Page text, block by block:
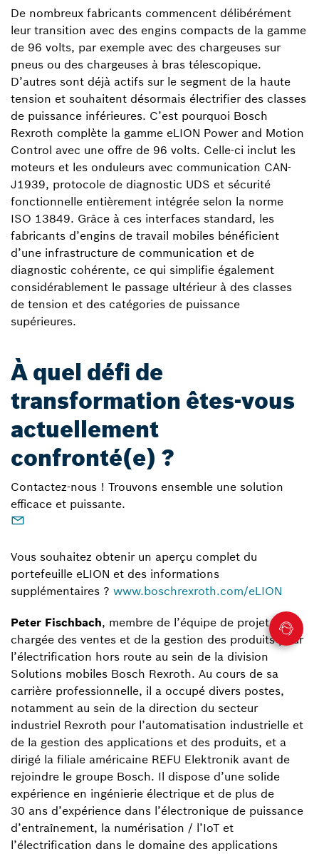
De nombreux fabricants commencent délibérément
leur transition avec des engins compacts de la gamme
de 96 volts, par exemple avec des chargeuses sur
pneus ou des chargeuses à bras télescopique.
D’autres sont déjà actifs sur le segment de la haute
tension et souhaitent désormais électrifier des classes
de puissance inférieures. C’est pourquoi Bosch
Rexroth complète la gamme eLION Power and Motion
Control avec une offre de 96 volts. Celle-ci inclut les
moteurs et les onduleurs avec communication CAN-
J1939, protocole de diagnostic UDS et sécurité
fonctionnelle entièrement intégrée selon la norme
ISO 13849. Grâce à ces interfaces standard, les
fabricants d’engins de travail mobiles bénéficient
d’une infrastructure de communication et de
diagnostic cohérente, ce qui simplifie également
considérablement le passage ultérieur à des classes
de tension et des catégories de puissance
supérieures.
À quel défi de
transformation êtes-vous
actuellement
confronté(e) ?
Contactez-nous ! Trouvons ensemble une solution
efficace et puissante.
Vous souhaitez obtenir un aperçu complet du
portefeuille eLION et des informations
supplémentaires ? www.boschrexroth.com/eLION
Peter Fischbach, membre de l’équipe de projet
chargée des ventes et de la gestion des produits pour
l’électrification hors route au sein de la division
Solutions mobiles Bosch Rexroth. Au cours de sa
carrière professionnelle, il a occupé divers postes,
notamment au sein de la direction du secteur
industriel Rexroth pour l’automatisation industrielle et
de la gestion des applications et des produits, et a
dirigé la filiale américaine REFU Elektronik avant de
rejoindre le groupe Bosch. Il dispose d’une solide
expérience en ingénierie électrique et de plus de
30 ans d’expérience dans l’électronique de puissance
d’entraînement, la numérisation / l’IoT et
l’électrification dans le domaine des applications